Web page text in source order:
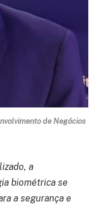
de Negócios
a
biométrica se
a segurança e